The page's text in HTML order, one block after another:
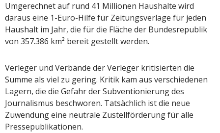
Umgerechnet auf rund 41 Millionen Haushalte wird
daraus eine 1-Euro-Hilfe für Zeitungsverlage für jeden
Haushalt im Jahr, die für die Fläche der Bundesrepublik
von 357.386 km² bereit gestellt werden.
Verleger und Verbände der Verleger kritisierten die
Summe als viel zu gering. Kritik kam aus verschiedenen
Lagern, die die Gefahr der Subventionierung des
Journalismus beschworen. Tatsächlich ist die neue
Zuwendung eine neutrale Zustellförderung für alle
Pressepublikationen.